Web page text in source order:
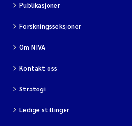
Publikasjoner
Forskningsseksjoner
Om NIVA
Kontakt oss
Strategi
Ledige stillinger